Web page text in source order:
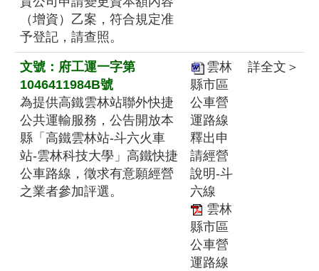
（增資）乙案，符合規定准
予登記，請查照。
文號：府工運一字第
1046411984B號
為提供高鐵雲林站聯外快捷
公共運輸服務，公告開放本
縣「高鐵雲林站-斗六火車
站-雲林科技大學」高鐵快捷
公車路線，徵求有意願經營
之業者參加評選。
雲林
縣市區
公車營
運路線
釋出申
請經營
說明-斗
六線
雲林
縣市區
公車營
運路線
詳全文＞